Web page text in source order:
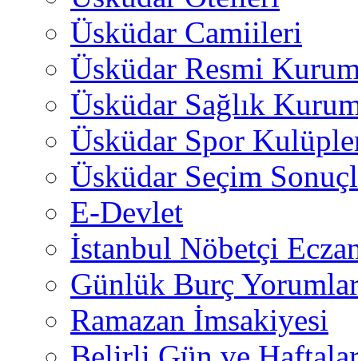
Üsküdar Camiileri
Üsküdar Resmi
Üsküdar Sağlık
Üsküdar Spor
Üsküdar Seçim
E-Devlet
İstanbul Nöbetçi
Günlük Burç
Ramazan İmsakiyesi